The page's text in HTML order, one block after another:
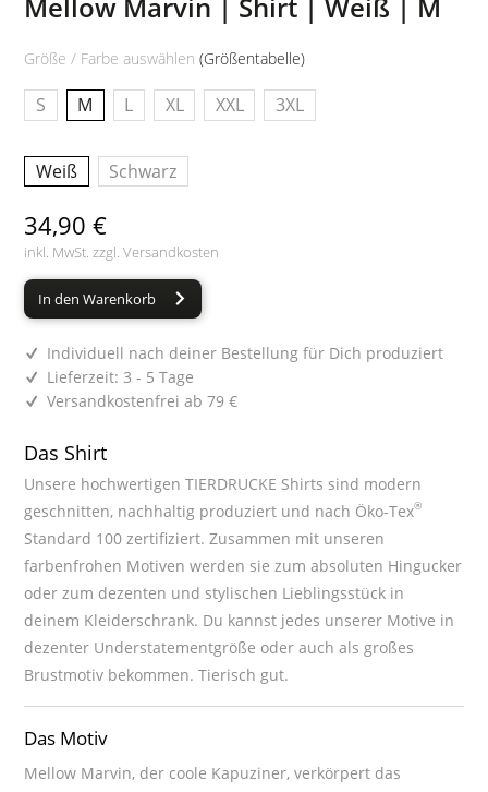
Mellow Marvin | Shirt | Weiß | M
Größe / Farbe auswählen(Größentabelle)
S M L XL XXL 3XL
Weiß Schwarz
34,90 €
inkl. MwSt. zzgl.Versandkosten
In den Warenkorb
Individuell nach deiner Bestellung für Dich produziert
Lieferzeit: 3 - 5 Tage
Versandkostenfrei ab 79 €
Das Shirt
Unsere hochwertigen TIERDRUCKE Shirts sind modern
geschnitten, nachhaltig produziert und nach Öko-Tex®
Standard 100 zertifiziert. Zusammen mit unseren
farbenfrohen Motiven werden sie zum absoluten Hingucker
oder zum dezenten und stylischen Lieblingsstück in
deinem Kleiderschrank. Du kannst jedes unserer Motive in
dezenter Understatementgröße oder auch als großes
Brustmotiv bekommen. Tierisch gut.
Das Motiv
Mellow Marvin, der coole Kapuziner, verkörpert das